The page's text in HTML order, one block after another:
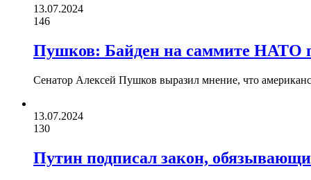
13.07.2024
146
Пушков: Байден на саммите НАТО
Сенатор Алексей Пушков выразил мнение, что
13.07.2024
130
Путин подписал закон,